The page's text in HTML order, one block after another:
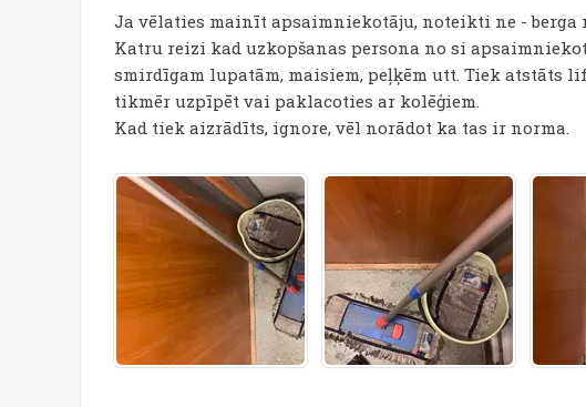
Ja vēlaties mainīt apsaimniekotāju, noteikti ne - berga
Katru reizi kad uzkopšanas persona no si
smirdīgam lupatām, maisiem, peļķēm utt. Tiek atstāts
tikmēr uzpīpēt vai paklacoties ar kolēģiem.
Kad tiek aizrādīts, ignore, vēl norādot ka tas ir norma.